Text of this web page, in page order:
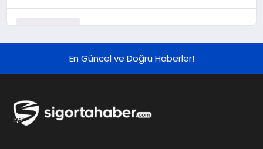
Finansal Sonuçlarını Açıkladı
Grup Müdürü Olarak Atandı
En Güncel ve Doğru Haberler!